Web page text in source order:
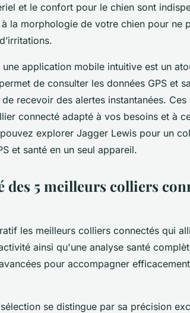
et le confort pour le chien sont
la morphologie de votre chien pour ne
application mobile intuitive est un
de consulter les données GPS et
recevoir des alertes instantanées.
connecté adapté à vos besoins et à
explorer Jagger Lewis pour un
et santé en un seul appareil.
5 meilleurs colliers
les meilleurs colliers connectés qui
ainsi qu'une analyse santé
pour accompagner
se distingue par sa précision